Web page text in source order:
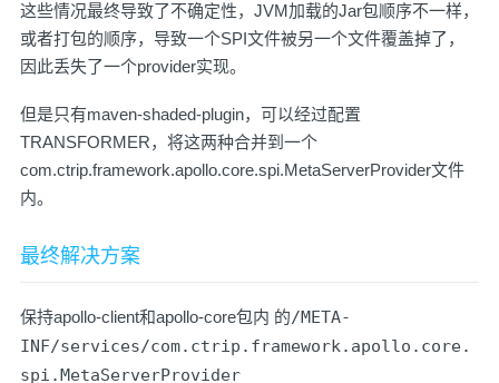
这些情况最终导致了不确定性，JVM加载的Jar包顺序不一样，
或者打包的顺序，导致一个SPI文件被另一个文件覆盖掉了，
因此丢失了一个provider实现。
但是只有maven-shaded-plugin，可以经过配置
TRANSFORMER，将这两种合并到一个
com.ctrip.framework.apollo.core.spi.MetaServerProvider文件
内。
最终解决方案
保持apollo-client和apollo-core包内 的/META-
INF/services/com.ctrip.framework.apollo.core.
spi.MetaServerProvider